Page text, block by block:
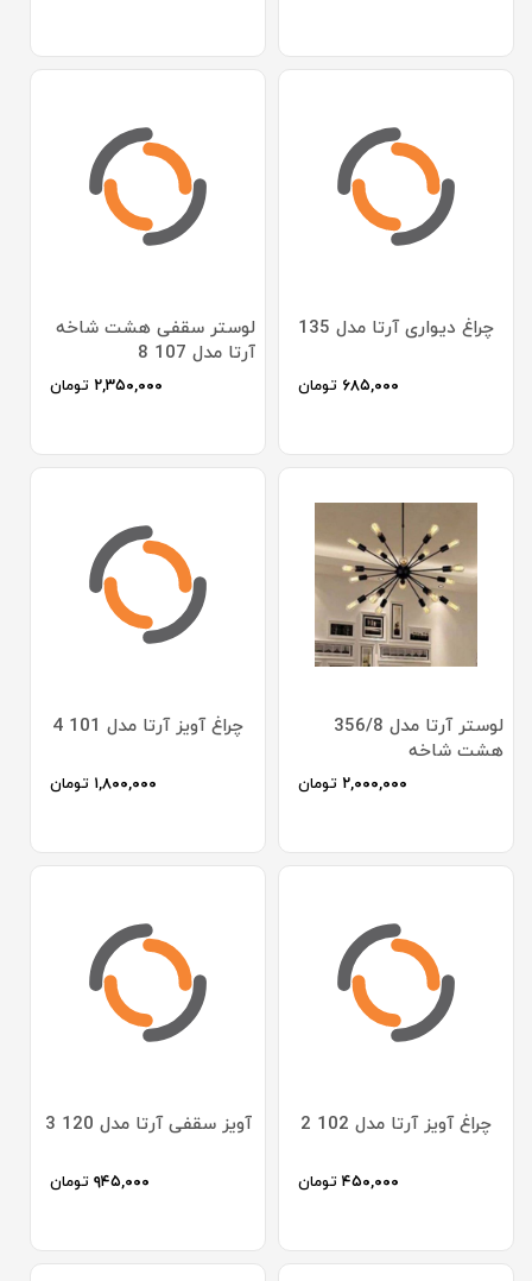
چراغ دیواری آرتا مدل 135
۶۸۵,۰۰۰ تومان
لوستر سقفی هشت شاخه
آرتا مدل 107 8
۲,۳۵۰,۰۰۰ تومان
لوستر آرتا مدل 356/8
هشت شاخه
۲,۰۰۰,۰۰۰ تومان
چراغ آویز آرتا مدل 101 4
۱,۸۰۰,۰۰۰ تومان
چراغ آویز آرتا مدل 102 2
۴۵۰,۰۰۰ تومان
آویز سقفی آرتا مدل 120 3
۹۴۵,۰۰۰ تومان